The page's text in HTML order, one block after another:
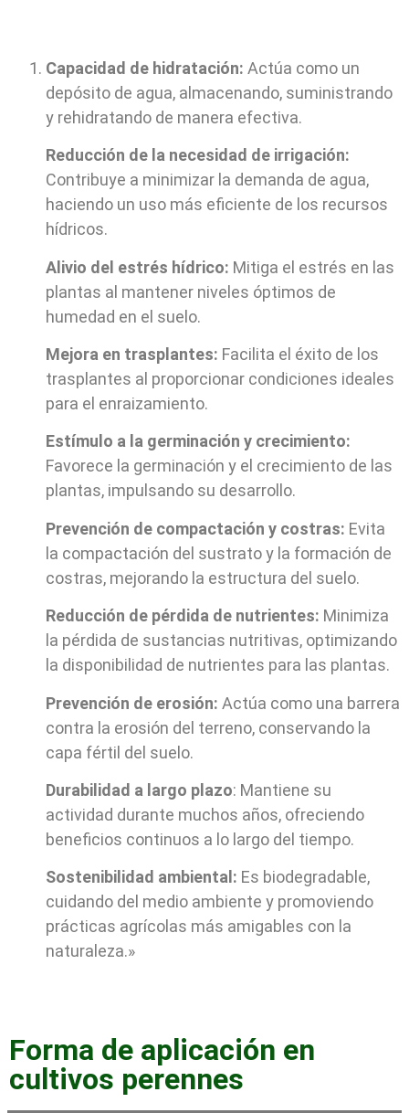
Capacidad de hidratación: Actúa como un
depósito de agua, almacenando, suministrando
y rehidratando de manera efectiva.
Reducción de la necesidad de irrigación:
Contribuye a minimizar la demanda de agua,
haciendo un uso más eficiente de los recursos
hídricos.
Alivio del estrés hídrico: Mitiga el estrés en las
plantas al mantener niveles óptimos de
humedad en el suelo.
Mejora en trasplantes: Facilita el éxito de los
trasplantes al proporcionar condiciones ideales
para el enraizamiento.
Estímulo a la germinación y crecimiento:
Favorece la germinación y el crecimiento de las
plantas, impulsando su desarrollo.
Prevención de compactación y costras: Evita
la compactación del sustrato y la formación de
costras, mejorando la estructura del suelo.
Reducción de pérdida de nutrientes: Minimiza
la pérdida de sustancias nutritivas, optimizando
la disponibilidad de nutrientes para las plantas.
Prevención de erosión: Actúa como una barrera
contra la erosión del terreno, conservando la
capa fértil del suelo.
Durabilidad a largo plazo: Mantiene su
actividad durante muchos años, ofreciendo
beneficios continuos a lo largo del tiempo.
Sostenibilidad ambiental: Es biodegradable,
cuidando del medio ambiente y promoviendo
prácticas agrícolas más amigables con la
naturaleza.»
Forma de aplicación en
cultivos perennes